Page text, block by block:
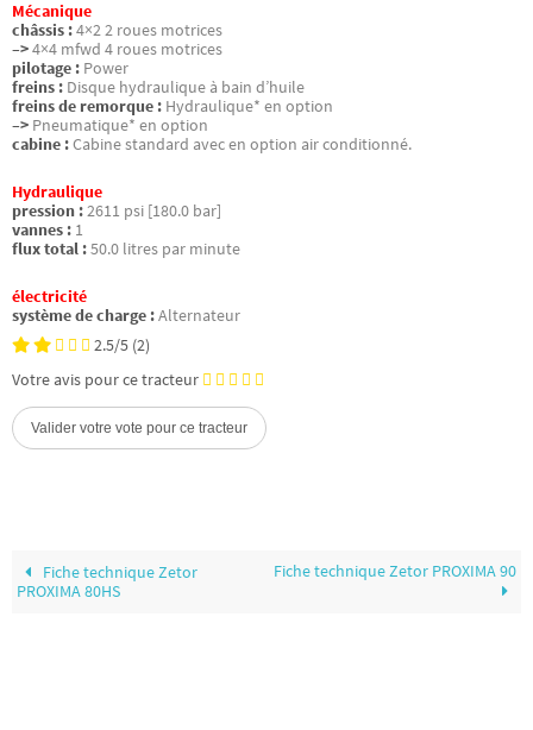
Mécanique
châssis :4×2 2 roues motrices
–>4×4 mfwd 4 roues motrices
pilotage : Power
freins : Disque hydraulique à bain d’huile
freins de remorque : Hydraulique* en option
–> Pneumatique* en option
cabine :Cabine standard avec en option air conditionné.
Hydraulique
pression :2611 psi [180.0 bar]
vannes : 1
flux total :50.0 litres par minute
électricité
système de charge :Alternateur
2.5/5 (2)
Votre avis pour ce tracteur
Fiche technique Zetor
PROXIMA 80HS
Fiche technique Zetor PROXIMA 90